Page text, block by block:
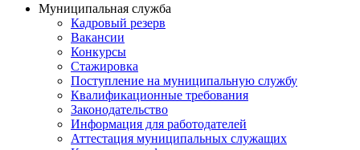
Муниципальная служба
Кадровый резерв
Вакансии
Конкурсы
Стажировка
Поступление на муниципальную службу
Квалификационные требования
Законодательство
Информация для работодателей
Аттестация муниципальных служащих